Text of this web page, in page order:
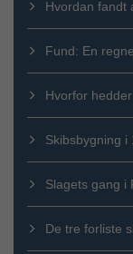
Hvordan fandt
Fund: En
Hvorfor
Skibsbygning i
Slagets gang
De tre forliste